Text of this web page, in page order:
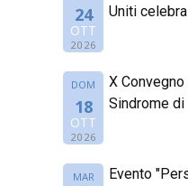
24
OTT
2026
Uniti
DOM
18
OTT
2026
X
Sindrome di
MAR Evento